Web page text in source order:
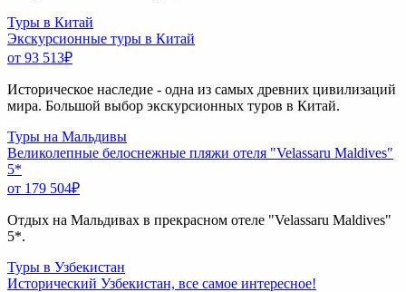
Туры в Китай
Экскурсионные туры в Китай
от 93 513₽
Историческое наследие - одна из самых древних цивилизаций
мира. Большой выбор экскурсионных туров в Китай.
Туры на Мальдивы
Великолепные белоснежные пляжи отеля "Velassaru Maldives"
5*
от 179 504₽
Отдых на Мальдивах в прекрасном отеле "Velassaru Maldives"
5*.
Туры в Узбекистан
Исторический Узбекистан, все самое интересное!